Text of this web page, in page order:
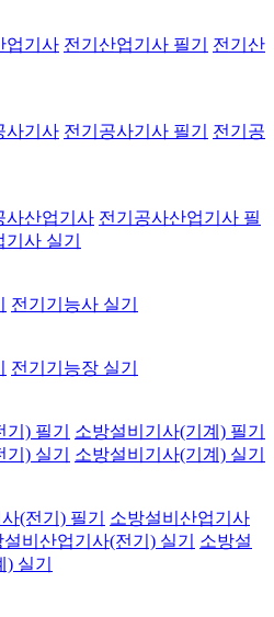
업기사 전기산업기사 필기
전기산
사기사 전기공사기사 필기
전기공
사산업기사 전기공사산업기사 필
사 실기
전기기능사 실기
전기기능장 실기
) 필기
소방설비기사(기계) 필기
) 실기
소방설비기사(기계) 실기
(전기) 필기
소방설비산업기사
설비산업기사(전기) 실기
소방설
실기